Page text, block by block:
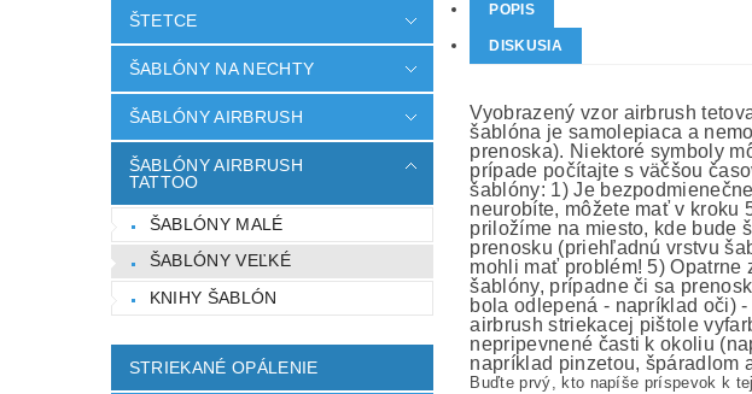
ŠTETCE
ŠABLÓNY NA NECHTY
ŠABLÓNY AIRBRUSH
ŠABLÓNY AIRBRUSH
TATTOO
ŠABLÓNY MALÉ
ŠABLÓNY VEĽKÉ
KNIHY ŠABLÓN
STRIEKANÉ OPÁLENIE
POPIS
DISKUSIA
Vyobrazený vzor airbrush
šablóna je samolepiaca a
prenoska). Niektoré symboly
prípade počítajte s väčšou
šablóny: 1) Je
neurobíte, môžete mať v kroku
priložíme na miesto, kde bude
prenosku (priehľadnú vrstvu
mohli mať problém! 5) Opatrne
šablóny, prípadne či sa
bola odlepená - napríklad oči)
airbrush striekacej pištole
nepripevnené časti k okoliu
napríklad pinzetou, špáradlom
Buďte prvý, kto napíše príspevok k